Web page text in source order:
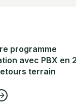
programme
avec PBX en
terrain